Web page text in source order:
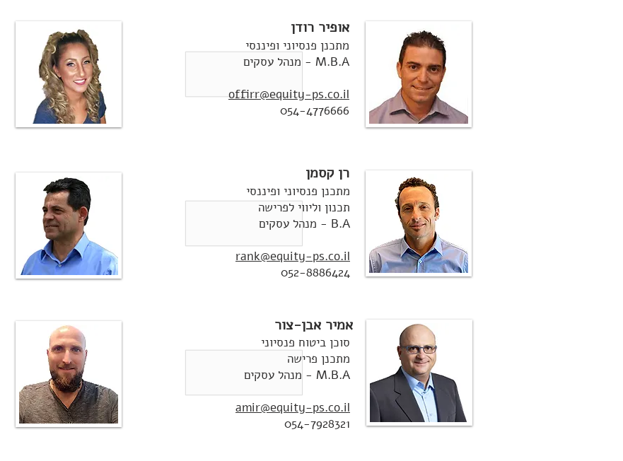
מתכנן פנסיוני ופיננסי
M.B.A - מנהל עסקים
offirr@equity-ps.co.il
054-4776666
אופיר רודן
מתכנן פנסיוני ופיננסי
תכנון וליווי לפרישה
B.A - מנהל עסקים
rank@equity-ps.co.il
052-8886424
רן קסמן
סוכן ביטוח פנסיוני
מתכנן פרישה
M.B.A - מנהל עסקים
amir@equity-ps.co.il
054-7928321
אמיר אבן-צור